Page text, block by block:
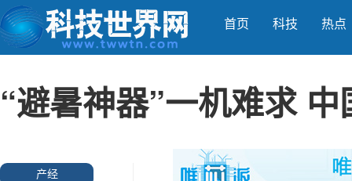
首页 科技 热点
“避暑神器”一机难求
产经